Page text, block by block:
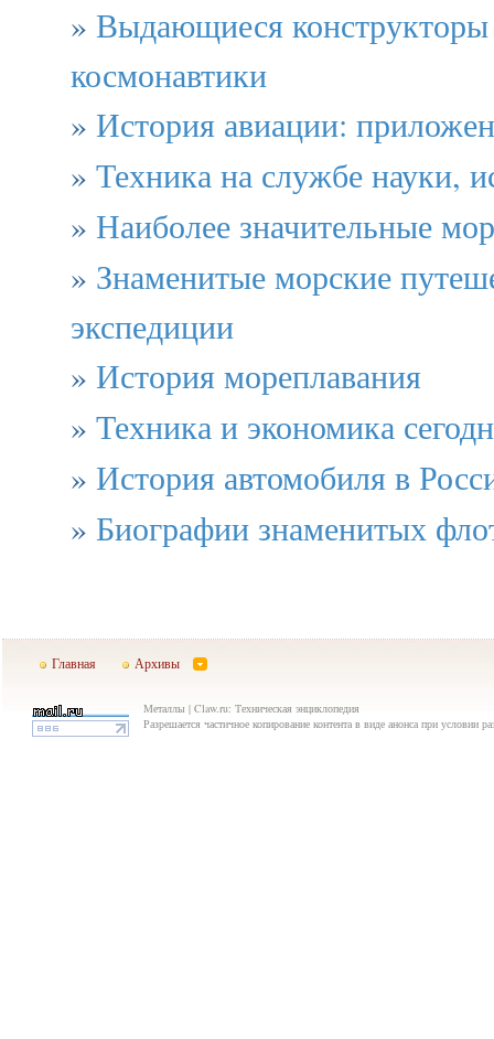
» Выдающиеся
космонавтики
» История авиации:
» Техника на службе науки,
» Наиболее значительные
» Знаменитые морские
экспедиции
» История мореплавания
» Техника и экономика
» История автомобиля в
» Биографии знаменитых
Главная Архивы
Металлы | Claw.ru: Техническая энциклопедия
Разрешается частичное копирование контента в виде анонса при условии